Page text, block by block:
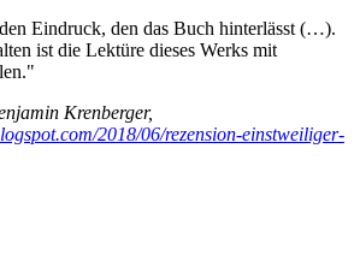
Eindruck, den das Buch hinterlässt (…).
ist die Lektüre dieses Werks mit
Krenberger,
2018/06/rezension-einstweiliger-